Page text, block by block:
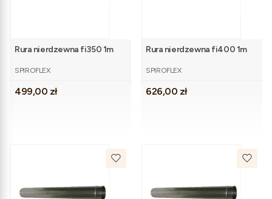
Rura nierdzewna fi350 1m
PRODUCENT
SPIROFLEX
Cena
499,00 zł
Rura nierdzewna fi400 1m
PRODUCENT
SPIROFLEX
Cena
626,00 zł